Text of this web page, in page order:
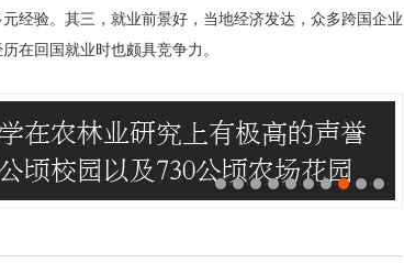
经验。其三，就业前景好，当地经济发达，众多跨国企业
在回国就业时也颇具竞争力。